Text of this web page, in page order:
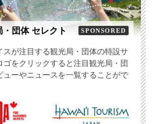
団体 セレクト SPONSORED
スが注目する観光局・団体の特設サ
ゴをクリックすると注目観光局・団
ューやニュースを一覧することがで